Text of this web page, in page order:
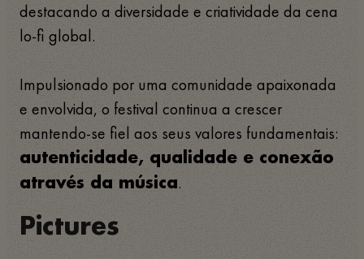
destacando a diversidade e criatividade da cena
lo-fi global.
Impulsionado por uma comunidade apaixonada
e envolvida, o festival continua a crescer
mantendo-se fiel aos seus valores fundamentais:
autenticidade, qualidade e conexão
através da música.
Pictures